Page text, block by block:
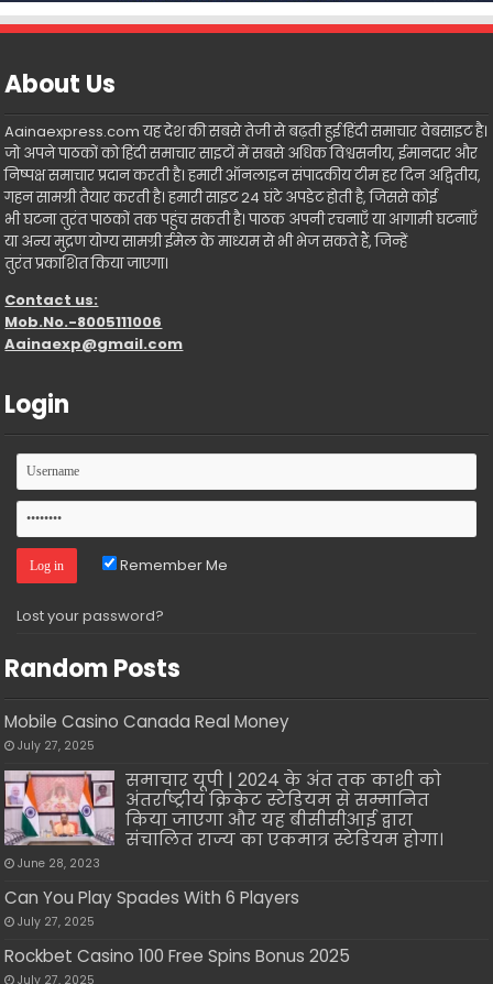
About Us
Aainaexpress.com यह देश की सबसे तेजी से बढ़ती हुई हिंदी समाचार वेबसाइट है।
जो अपने पाठकों को हिंदी समाचार साइटों में सबसे अधिक विश्वसनीय, ईमानदार और
निष्पक्ष समाचार प्रदान करती है। हमारी ऑनलाइन संपादकीय टीम हर दिन अद्वितीय,
गहन सामग्री तैयार करती है। हमारी साइट 24 घंटे अपडेट होती है, जिससे कोई
भी घटना तुरंत पाठकों तक पहुंच सकती है। पाठक अपनी रचनाएँ या आगामी घटनाएँ
या अन्य मुद्रण योग्य सामग्री ईमेल के माध्यम से भी भेज सकते हैं, जिन्हें
तुरंत प्रकाशित किया जाएगा।
Contact us:
Mob.No.-8005111006
Aainaexp@gmail.com
Login
Remember Me
Lost your password?
Random Posts
Mobile Casino Canada Real Money
July 27, 2025
समाचार यूपी | 2024 के अंत तक काशी को
अंतर्राष्ट्रीय क्रिकेट स्टेडियम से सम्मानित
किया जाएगा और यह बीसीसीआई द्वारा
संचालित राज्य का एकमात्र स्टेडियम होगा।
June 28, 2023
Can You Play Spades With 6 Players
July 27, 2025
Rockbet Casino 100 Free Spins Bonus 2025
July 27, 2025